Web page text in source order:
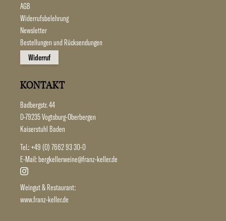
AGB
Widerrufsbelehrung
Newsletter
Bestellungen und Rücksendungen
Widerruf
KONTAKT
Badbergstr. 44
D-79235 Vogtsburg-Oberbergen
Kaiserstuhl Baden
Tel.: +49 (0) 7662 93 30-0
E-Mail:bergkellerweine@franz-keller.de
Weingut & Restaurant:
www.franz-keller.de